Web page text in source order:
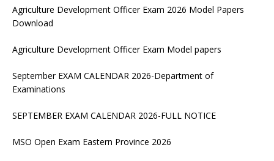
Agriculture Development Officer Exam 2026 Model Papers
Download
Agriculture Development Officer Exam Model papers
September EXAM CALENDAR 2026-Department of
Examinations
SEPTEMBER EXAM CALENDAR 2026-FULL NOTICE
MSO Open Exam Eastern Province 2026